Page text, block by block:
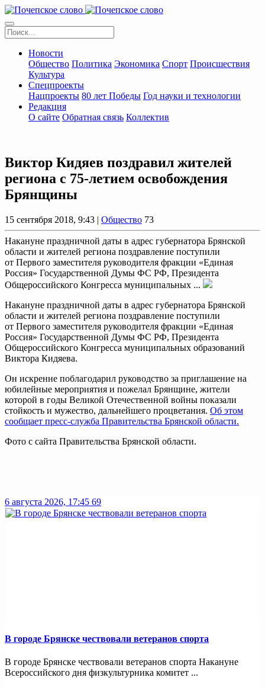
Новости
Общество Политика Экономика Спорт Происшествия
Культура
Спецпроекты
Нацпроекты 80 лет Победы Год науки и технологии
Редакция
О сайте Обратная связь Коллектив
Виктор Кидяев поздравил жителей
региона с 75-летием освобождения
Брянщины
15 сентября 2018, 9:43 | Общество 73
Накануне праздничной даты в адрес губернатора Брянской
области и жителей региона поздравление поступили
от Первого заместителя руководителя фракции «Единая
Россия» Государственной Думы ФС РФ, Президента
Общероссийского Конгресса муниципальных ...
Накануне праздничной даты в адрес губернатора Брянской
области и жителей региона поздравление поступили
от Первого заместителя руководителя фракции «Единая
Россия» Государственной Думы ФС РФ, Президента
Общероссийского Конгресса муниципальных образований
Виктора Кидяева.
Он искренне поблагодарил руководство за приглашение на
юбилейные мероприятия и пожелал Брянщине, жители
которой в годы Великой Отечественной войны показали
стойкость и мужество, дальнейшего процветания. Об этом
сообщает пресс-служба Правительства Брянской области.
Фото с сайта Правительства Брянской области.
6 августа 2026, 17:45 69
В городе Брянске чествовали ветеранов спорта
В городе Брянске чествовали ветеранов спорта Накануне
Всероссийского дня физкультурника комитет ...